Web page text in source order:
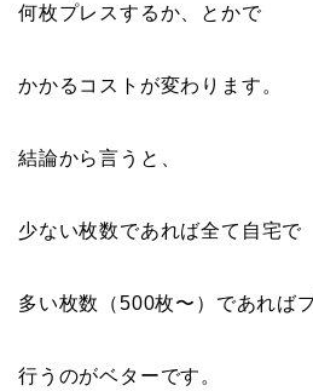
何枚プレスするか 、とかで
かかるコストが変わります。
結論から言うと、
少ない枚数であれば全て自宅で
多い枚数（500枚〜）であれば
行うのがベターです。